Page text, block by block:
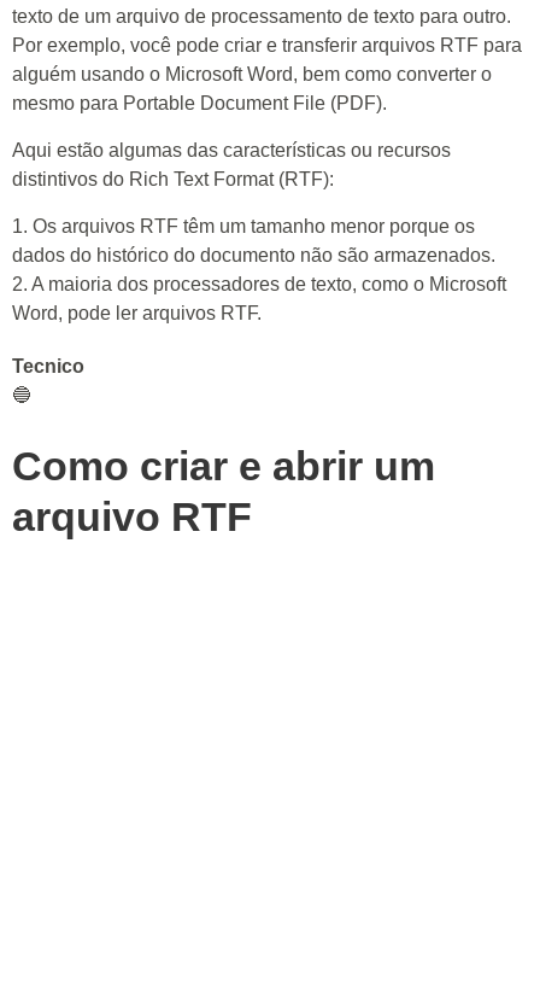
texto de um arquivo de processamento de texto para outro.
Por exemplo, você pode criar e transferir arquivos RTF para
alguém usando o Microsoft Word, bem como converter o
mesmo para Portable Document File (PDF).
Aqui estão algumas das características ou recursos
distintivos do Rich Text Format (RTF):
1. Os arquivos RTF têm um tamanho menor porque os
dados do histórico do documento não são armazenados.
2. A maioria dos processadores de texto, como o Microsoft
Word, pode ler arquivos RTF.
Tecnico
🔵
Como criar e abrir um
arquivo RTF